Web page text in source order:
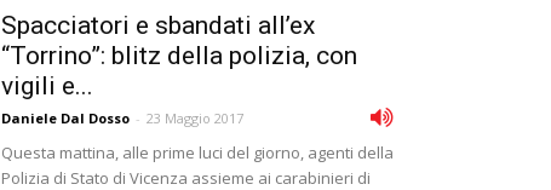
Spacciatori e sbandati all’ex
“Torrino”: blitz della polizia, con
vigili e...
Daniele Dal Dosso - 23 Maggio 2017
Questa mattina, alle prime luci del giorno, agenti della
Polizia di Stato di Vicenza assieme ai carabinieri di